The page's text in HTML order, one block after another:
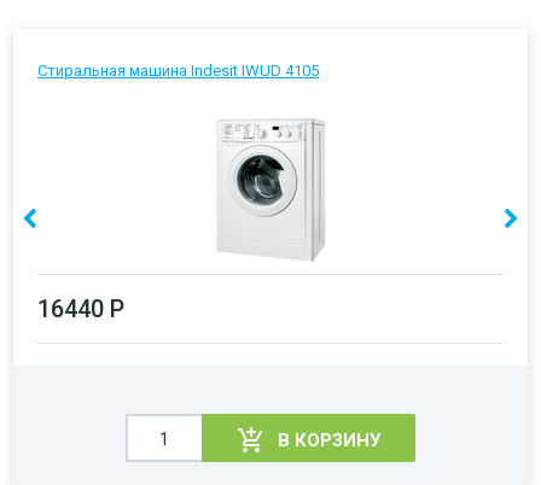
Стиральная машина Indesit IWUD 4105
16440 Р
В КОРЗИНУ